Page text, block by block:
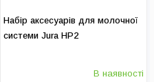
Набір аксесуарів для молочної
системи Jura HP2
В наявності